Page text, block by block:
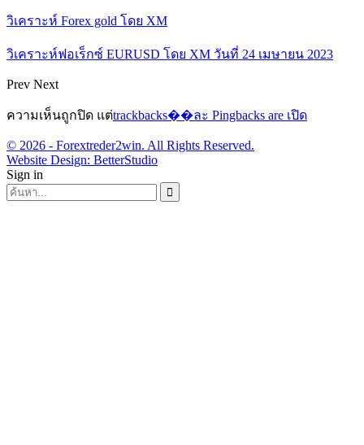
วิเคราะห์ Forex gold โดย XM
วิเคราะห์ฟอเร็กซ์ EURUSD โดย XM วันที่ 24 เมษายน 2023
Prev Next
ความเห็นถูกปิด แต่trackbacks��ละ Pingbacks are เปิด
© 2026 - Forextreder2win. All Rights Reserved.
Website Design: BetterStudio
Sign in